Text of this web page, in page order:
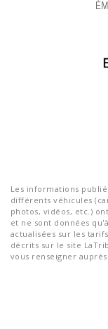
Les informations
différents véhicules
photos, vidéos, etc.)
et ne sont données
actualisées sur les
décrits sur le site
vous renseigner